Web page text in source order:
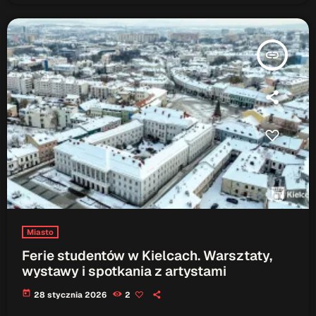
insert_link
Miasto
Ferie studentów w Kielcach. Warsztaty,
wystawy i spotkania z artystami
today 28 stycznia 2026 2